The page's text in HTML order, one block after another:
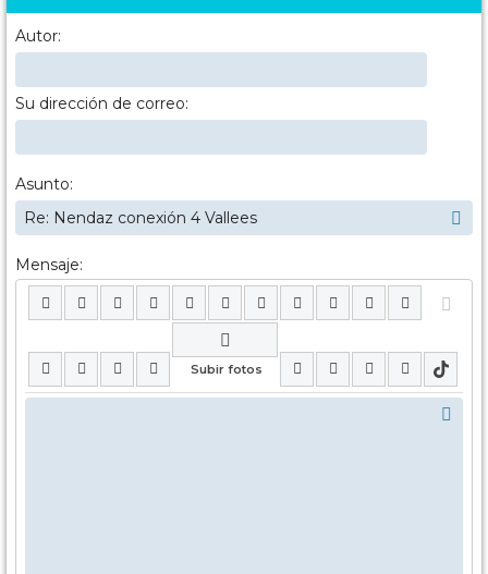
Autor:
Su dirección de correo:
Asunto:
Mensaje: